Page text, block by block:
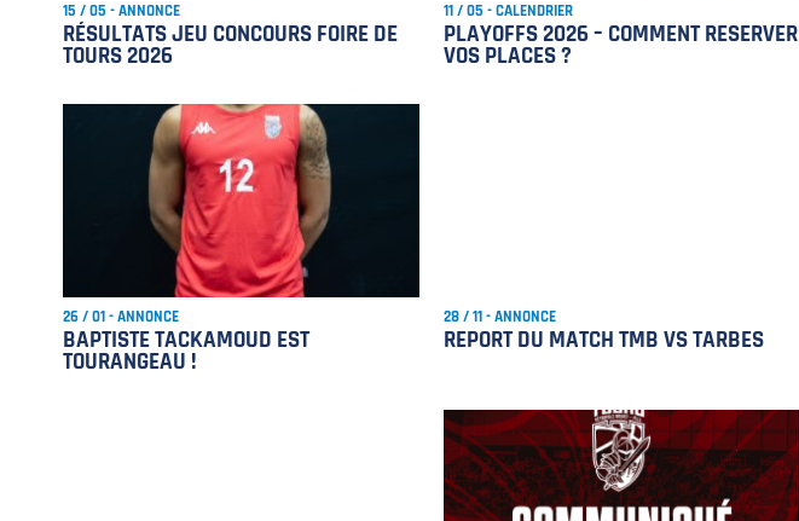
15 / 05 - ANNONCE
RÉSULTATS JEU CONCOURS FOIRE DE
TOURS 2026
11 / 05 - CALENDRIER
PLAYOFFS 2026 – COMMENT RESERVER
VOS PLACES ?
26 / 01 - ANNONCE
BAPTISTE TACKAMOUD EST
TOURANGEAU !
28 / 11 - ANNONCE
REPORT DU MATCH TMB VS TARBES